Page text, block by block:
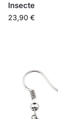
Insecte
23,90€